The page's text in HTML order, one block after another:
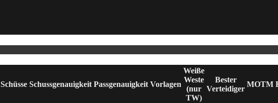
Schüsse Schussgenauigkeit Passgenauigkeit Vorlagen
Weiße
Weste
(nur
TW)
Bester
Verteidiger
MOTM